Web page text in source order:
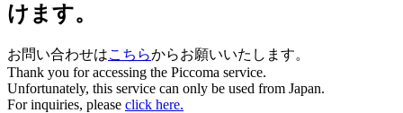
けます。
お問い合わせはこちらからお願いいたします。
Thank you for accessing the Piccoma service.
Unfortunately, this service can only be used from Japan.
For inquiries, please click here.